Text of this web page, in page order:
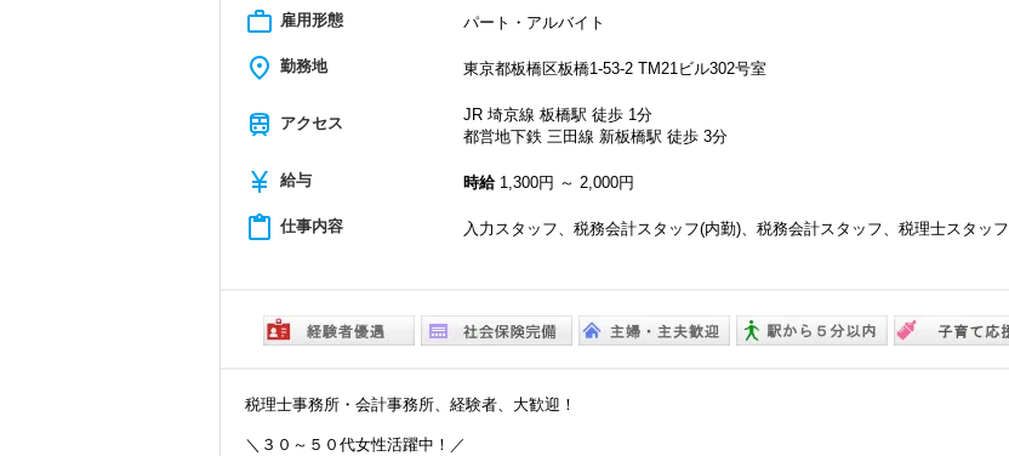
work_outline 雇用形態 パート・アルバイト
place 勤務地 東京都板橋区板橋1-53-2 TM21ビル302号室
train アクセス
JR 埼京線 板橋駅 徒歩 1分
都営地下鉄 三田線 新板橋駅 徒歩 3分
currency_yen 給与 時給1,300円 ～ 2,000円
content_paste 仕事内容 入力スタッフ、税務会計スタッフ(内勤)、税務会計スタッフ、税理士スタッフ
税理士事務所・会計事務所、経験者、大歓迎！
＼３０～５０代女性活躍中！／